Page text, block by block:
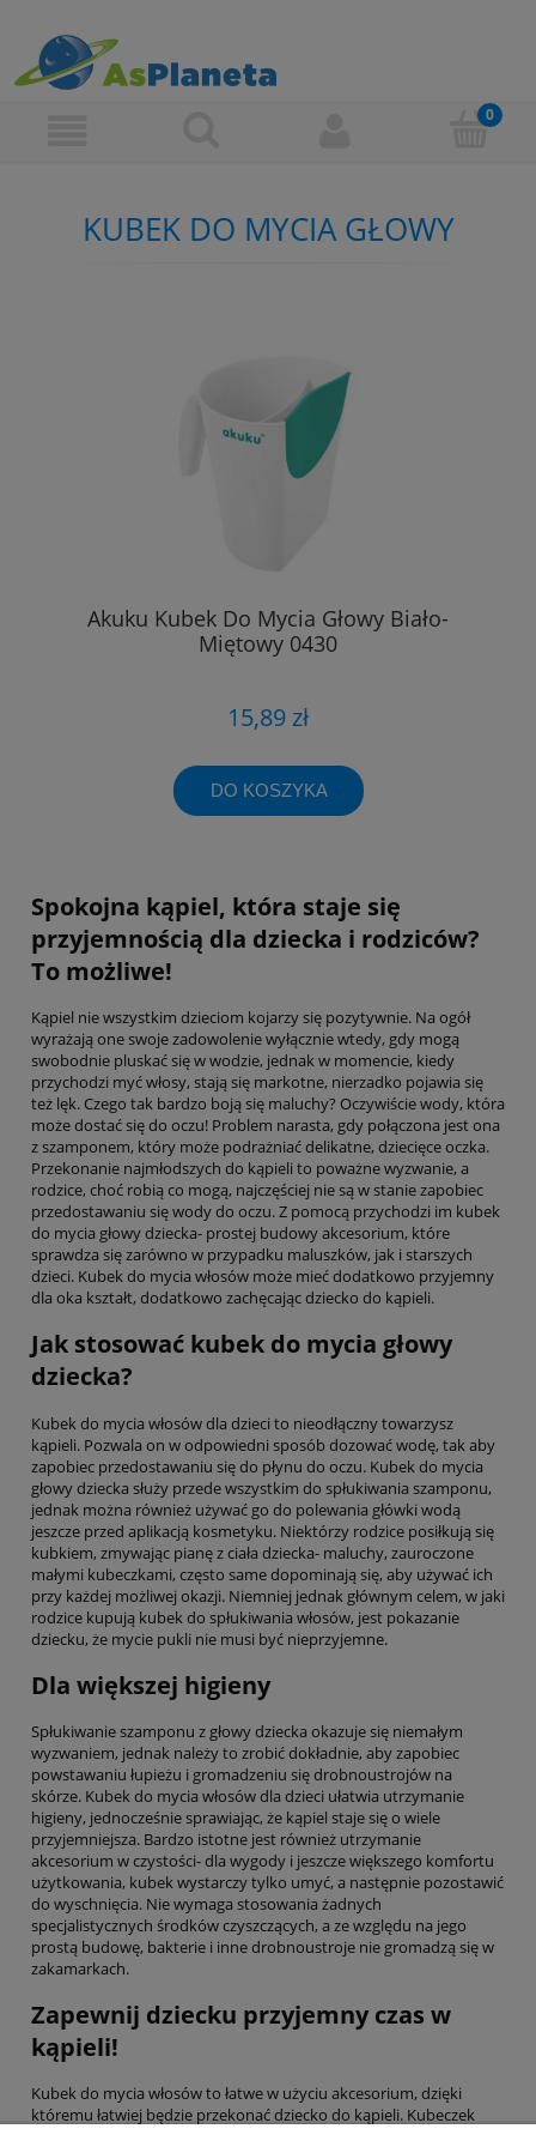
KUBEK DO MYCIA GŁOWY
Akuku Kubek Do Mycia Głowy Biało-
Miętowy 0430
15,89 zł
DO KOSZYKA
Spokojna kąpiel, która staje się
przyjemnością dla dziecka i rodziców?
To możliwe!
Kąpiel nie wszystkim dzieciom kojarzy się pozytywnie. Na ogół
wyrażają one swoje zadowolenie wyłącznie wtedy, gdy mogą
swobodnie pluskać się w wodzie, jednak w momencie, kiedy
przychodzi myć włosy, stają się markotne, nierzadko pojawia się
też lęk. Czego tak bardzo boją się maluchy? Oczywiście wody, która
może dostać się do oczu! Problem narasta, gdy połączona jest ona
z szamponem, który może podrażniać delikatne, dziecięce oczka.
Przekonanie najmłodszych do kąpieli to poważne wyzwanie, a
rodzice, choć robią co mogą, najczęściej nie są w stanie zapobiec
przedostawaniu się wody do oczu. Z pomocą przychodzi im kubek
do mycia głowy dziecka- prostej budowy akcesorium, które
sprawdza się zarówno w przypadku maluszków, jak i starszych
dzieci. Kubek do mycia włosów może mieć dodatkowo przyjemny
dla oka kształt, dodatkowo zachęcając dziecko do kąpieli.
Jak stosować kubek do mycia głowy
dziecka?
Kubek do mycia włosów dla dzieci to nieodłączny towarzysz
kąpieli. Pozwala on w odpowiedni sposób dozować wodę, tak aby
zapobiec przedostawaniu się do płynu do oczu. Kubek do mycia
głowy dziecka służy przede wszystkim do spłukiwania szamponu,
jednak można również używać go do polewania główki wodą
jeszcze przed aplikacją kosmetyku. Niektórzy rodzice posiłkują się
kubkiem, zmywając pianę z ciała dziecka- maluchy, zauroczone
małymi kubeczkami, często same dopominają się, aby używać ich
przy każdej możliwej okazji. Niemniej jednak głównym celem, w jaki
rodzice kupują kubek do spłukiwania włosów, jest pokazanie
dziecku, że mycie pukli nie musi być nieprzyjemne.
Dla większej higieny
Spłukiwanie szamponu z głowy dziecka okazuje się niemałym
wyzwaniem, jednak należy to zrobić dokładnie, aby zapobiec
powstawaniu łupieżu i gromadzeniu się drobnoustrojów na
skórze. Kubek do mycia włosów dla dzieci ułatwia utrzymanie
higieny, jednocześnie sprawiając, że kąpiel staje się o wiele
przyjemniejsza. Bardzo istotne jest również utrzymanie
akcesorium w czystości- dla wygody i jeszcze większego komfortu
użytkowania, kubek wystarczy tylko umyć, a następnie pozostawić
do wyschnięcia. Nie wymaga stosowania żadnych
specjalistycznych środków czyszczących, a ze względu na jego
prostą budowę, bakterie i inne drobnoustroje nie gromadzą się w
zakamarkach.
Zapewnij dziecku przyjemny czas w
kąpieli!
Kubek do mycia włosów to łatwe w użyciu akcesorium, dzięki
któremu łatwiej będzie przekonać dziecko do kąpieli. Kubeczek